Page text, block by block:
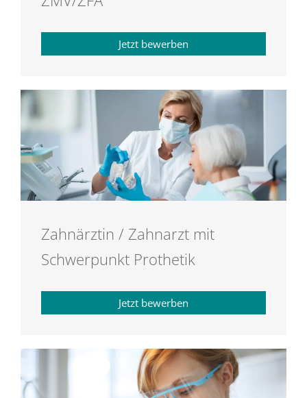
Jetzt bewerben
Zahnärztin / Zahnarzt mit
Schwerpunkt Prothetik
Jetzt bewerben